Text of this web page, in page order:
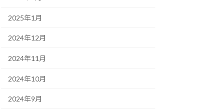
2025年1月
2024年12月
2024年11月
2024年10月
2024年9月